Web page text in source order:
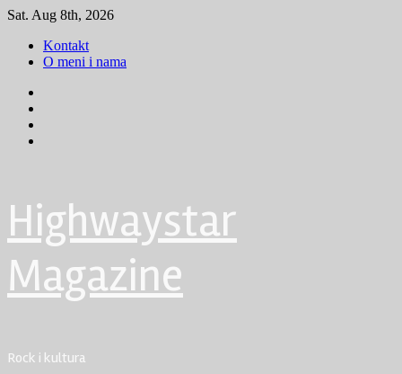
Skip
content
Sat. Aug 8th, 2026
Kontakt
O meni i nama
Highwaystar
Magazine
Rock i kultura